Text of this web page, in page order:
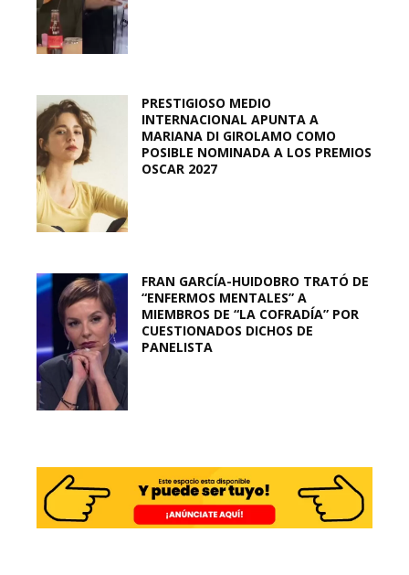
PRESTIGIOSO MEDIO
INTERNACIONAL APUNTA A
MARIANA DI GIROLAMO COMO
POSIBLE NOMINADA A LOS PREMIOS
OSCAR 2027
FRAN GARCÍA-HUIDOBRO TRATÓ DE
“ENFERMOS MENTALES” A
MIEMBROS DE “LA COFRADÍA” POR
CUESTIONADOS DICHOS DE
PANELISTA